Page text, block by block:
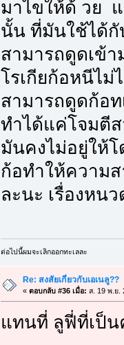
มาไขให้ด้ วย
นั้น ที่มันใช้ได้กั
สามารถดูดเข้
โรเกียก้อหนีไ
สามารถดูดก้อ
ทำได้แค่โจมตี
มันคงไม่อยู่ให้
ก้อทำให้ความ
ละนะ เรื่องหน
ต่อไปนี้ผมจะเลิกออกทะเลละ
Re: สงสัยเกี่ยวกับเอเนลู??
« ตอบกลับ #36 เมื่อ: ส. 19 พ.ย.
แทนที่ ลูฟี่ที่เป็น